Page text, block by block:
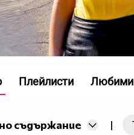
съдържание |
Плейлисти Любими